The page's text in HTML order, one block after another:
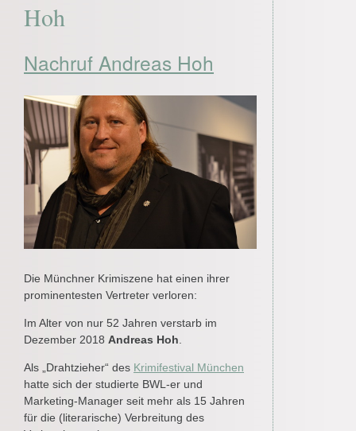
Hoh
Nachruf Andreas Hoh
Die Münchner Krimiszene hat einen ihrer
prominentesten Vertreter verloren:
Im Alter von nur 52 Jahren verstarb im
Dezember 2018 Andreas Hoh
Als „Drahtzieher“ des Krimifestival München
hatte sich der studierte BWL-er und
Marketing-Manager seit mehr als 15 Jahren
für die (literarische) Verbreitung des